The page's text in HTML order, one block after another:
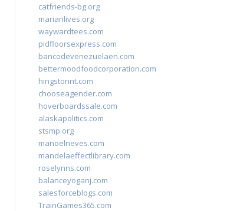
catfriends-bg.org
marianlives.org
waywardtees.com
pidfloorsexpress.com
bancodevenezuelaen.com
bettermoodfoodcorporation.com
hingstonnt.com
chooseagender.com
hoverboardssale.com
alaskapolitics.com
stsmp.org
manoelneves.com
mandelaeffectlibrary.com
roselynns.com
balanceyoganj.com
salesforceblogs.com
TrainGames365.com